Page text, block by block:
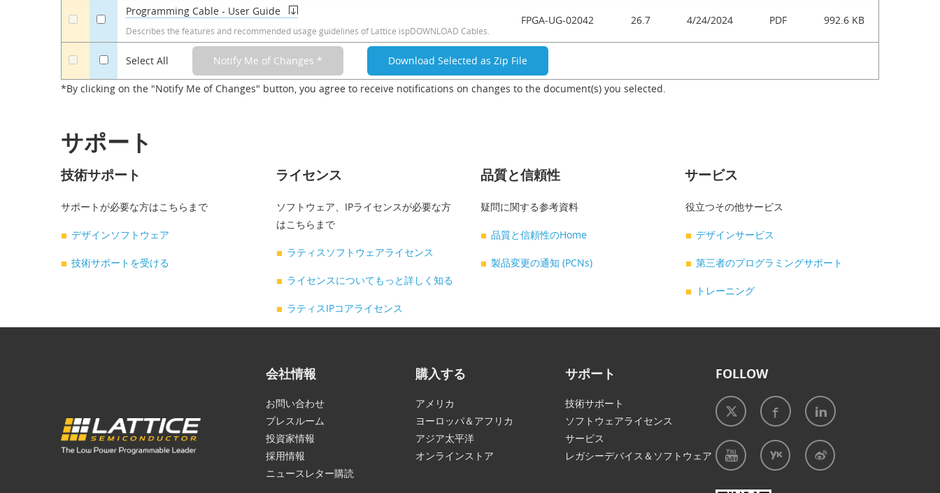
a Select All
a a
Programming Cable - User Guide
Describes the features and recommended usage guidelines of Lattice ispDOWNLOAD Cables.
FPGA-UG-02042 26.7 4/24/2024 PDF 992.6 KB
*By clicking on the "Notify Me of Changes" button, you agree to receive notifications on changes to the document(s) you selected.
サポート
技術サポート
サポートが必要な方はこちらまで
デザインソフトウェア
技術サポートを受ける
ライセンス
ソフトウェア、IPライセンスが必要な方
はこちらまで
ラティスソフトウェアライセンス
ライセンスについてもっと詳しく知る
ラティスIPコアライセンス
品質と信頼性
疑問に関する参考資料
品質と信頼性のHome
製品変更の通知 (PCNs)
サービス
役立つその他サービス
デザインサービス
第三者のプログラミングサポート
トレーニング
会社情報
お問い合わせ
プレスルーム
投資家情報
採用情報
ニュースレター購読
購入する
アメリカ
ヨーロッパ＆アフリカ
アジア太平洋
オンラインストア
サポート
技術サポート
ソフトウェアライセンス
サービス
レガシーデバイス＆ソフトウェア
FOLLOW